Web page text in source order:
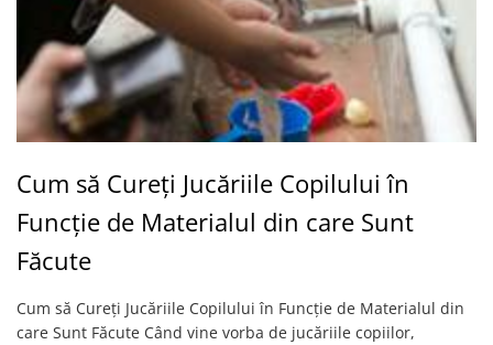
Cum să Cureți Jucăriile Copilului în
Funcție de Materialul din care Sunt
Făcute
Cum să Cureți Jucăriile Copilului în Funcție de Materialul din
care Sunt Făcute Când vine vorba de jucăriile copiilor,